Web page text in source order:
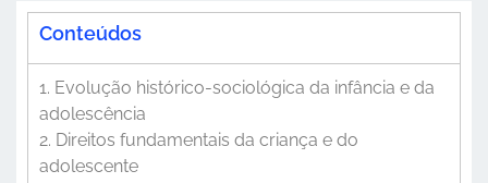
Conteúdos
1. Evolução histórico-sociológica da infância e da
adolescência
2. Direitos fundamentais da criança e do
adolescente